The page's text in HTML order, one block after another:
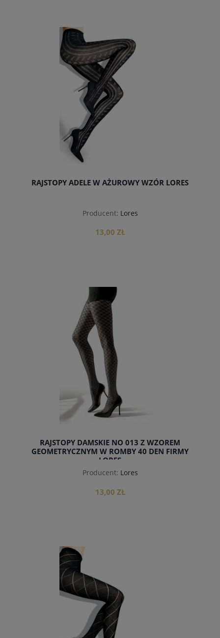
RAJSTOPY ADELE W AŻUROWY WZÓR LORES
Producent: Lores
13,00 ZŁ
do koszyka
RAJSTOPY DAMSKIE NO 013 Z WZOREM
GEOMETRYCZNYM W ROMBY 40 DEN FIRMY
LORES
Producent: Lores
13,00 ZŁ